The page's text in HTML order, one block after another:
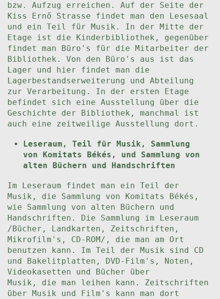
bzw. Aufzug erreichen. Auf der Seite der
Kiss Ernő Strasse findet man den Lesesaal
und ein Teil für Musik. In der Mitte der
Etage ist die Kinderbibliothek, gegenüber
findet man Büro's für die Mitarbeiter der
Bibliothek. Von den Büro's aus ist das
Lager und hier findet man die
Lagerbestandserweiterung und Abteilung
zur Verarbeitung. In der ersten Etage
befindet sich eine Ausstellung über die
Geschichte der Bibliothek, manchmal ist
auch eine zeitweilige Ausstellung dort.
Leseraum, Teil für Musik, Sammlung
von Komitats Békés, und Sammlung von
alten Büchern und Handschriften
Im Leseraum findet man ein Teil der
Musik, die Sammlung von Komitats Békés,
wie Sammlung von alten Büchern und
Handschriften. Die Sammlung im Leseraum
/Bücher, Landkarten, Zeitschriften,
Mikrofilm's, CD-ROM/, die man am Ort
benutzen kann. Im Teil der Musik sind CD
und Bakelitplatten, DVD-Film's, Noten,
Videokasetten und Bücher über
Musik, die man leihen kann. Zeitschriften
über Musik und Film's kann man dort